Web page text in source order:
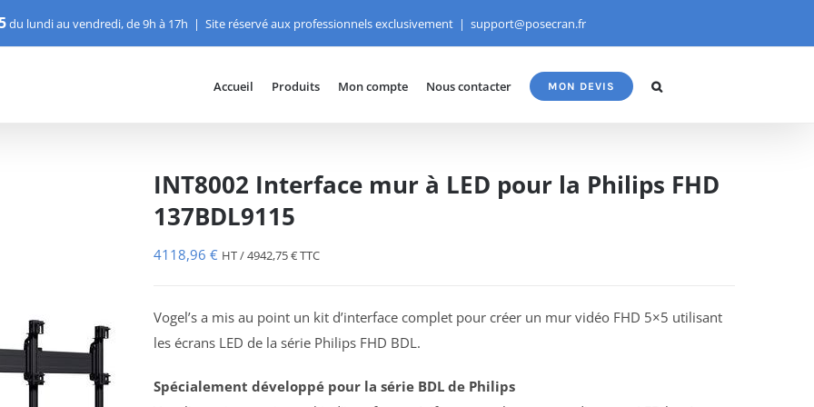
du lundi au vendredi, de 9h à 17h | Site réservé aux professionnels exclusivement | support@posecran.fr
Accueil Produits Mon compte Nous contacter MON DEVIS
INT8002 Interface mur à LED pour la Philips FHD
137BDL9115
4118,96 € HT /4942,75€TTC
Vogel’s a mis au point un kit d’interface complet pour créer un mur vidéo FHD 5×5 utilisant
les écrans LED de la série Philips FHD BDL.
Spécialement développé pour la série BDL de Philips